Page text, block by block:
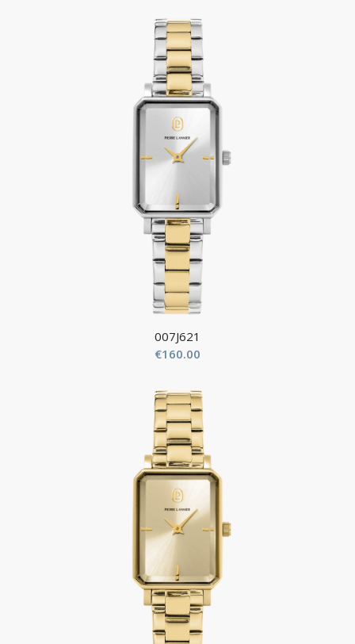
007J621
€160.00